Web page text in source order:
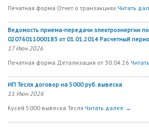
Печатная форма Отчет о транзакциях Читать
Ведомость приема-передачи электроэнергии
02076011000183 от 01.01.2014 Расчетный
17 Июн 2026
Печатная форма Детализация от 30.04.26
ИП Тесля договор на 5000 руб. вывеска
11 Июн 2026
Кусей 5000 вывеска Тесля Читать далее →